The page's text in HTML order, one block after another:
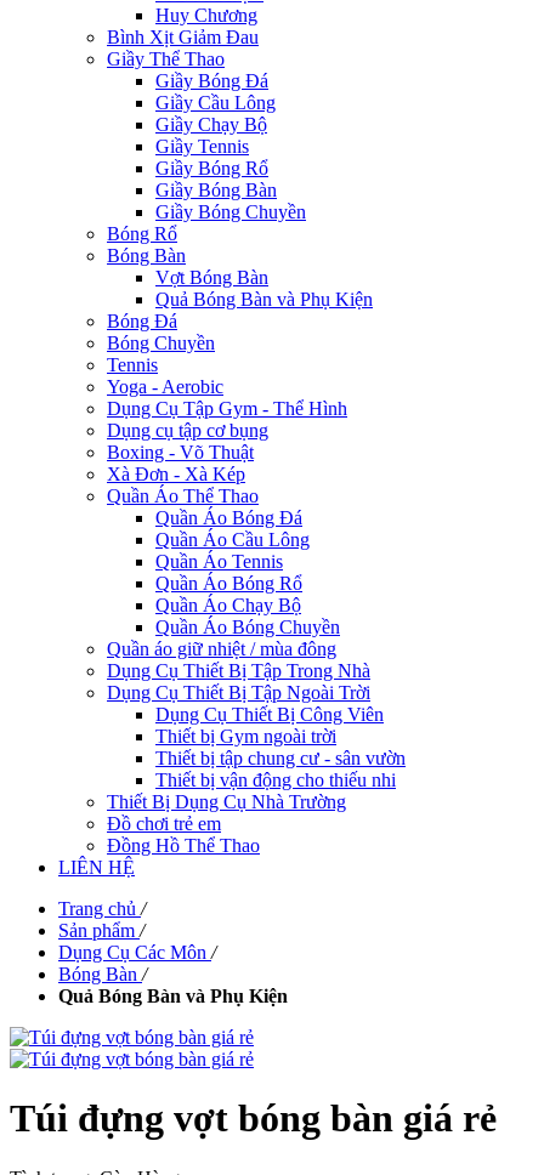
Huy Chương
Bình Xịt Giảm Đau
Giầy Thể Thao
Giầy Bóng Đá
Giầy Cầu Lông
Giầy Chạy Bộ
Giầy Tennis
Giầy Bóng Rổ
Giầy Bóng Bàn
Giầy Bóng Chuyền
Bóng Rổ
Bóng Bàn
Vợt Bóng Bàn
Quả Bóng Bàn và Phụ Kiện
Bóng Đá
Bóng Chuyền
Tennis
Yoga - Aerobic
Dụng Cụ Tập Gym - Thể Hình
Dụng cụ tập cơ bụng
Boxing - Võ Thuật
Xà Đơn - Xà Kép
Quần Áo Thể Thao
Quần Áo Bóng Đá
Quần Áo Cầu Lông
Quần Áo Tennis
Quần Áo Bóng Rổ
Quần Áo Chạy Bộ
Quần Áo Bóng Chuyền
Quần áo giữ nhiệt / mùa đông
Dụng Cụ Thiết Bị Tập Trong Nhà
Dụng Cụ Thiết Bị Tập Ngoài Trời
Dụng Cụ Thiết Bị Công Viên
Thiết bị Gym ngoài trời
Thiết bị tập chung cư - sân vườn
Thiết bị vận động cho thiếu nhi
Thiết Bị Dụng Cụ Nhà Trường
Đồ chơi trẻ em
Đồng Hồ Thể Thao
LIÊN HỆ
Trang chủ /
Sản phẩm /
Dụng Cụ Các Môn /
Bóng Bàn /
Quả Bóng Bàn và Phụ Kiện
Túi đựng vợt bóng bàn giá rẻ